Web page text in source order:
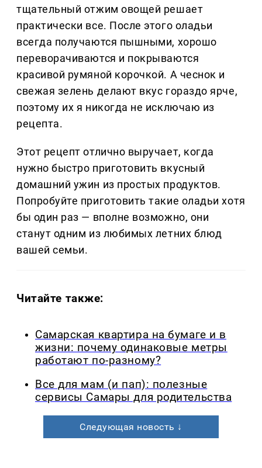
тщательный отжим овощей решает
практически все. После этого оладьи
всегда получаются пышными, хорошо
переворачиваются и покрываются
красивой румяной корочкой. А чеснок и
свежая зелень делают вкус гораздо ярче,
поэтому их я никогда не исключаю из
рецепта.
Этот рецепт отлично выручает, когда
нужно быстро приготовить вкусный
домашний ужин из простых продуктов.
Попробуйте приготовить такие оладьи хотя
бы один раз — вполне возможно, они
станут одним из любимых летних блюд
вашей семьи.
Читайте также:
Самарская квартира на бумаге и в
жизни: почему одинаковые метры
работают по-разному?
Все для мам (и пап): полезные
сервисы Самары для родительства
Следующая новость ↓